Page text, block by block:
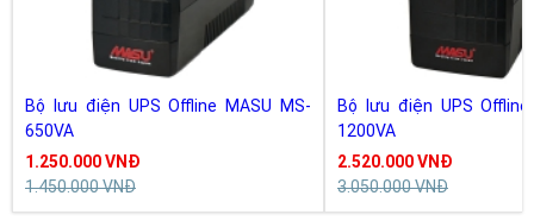
Bộ lưu điện UPS Offline MASU MS-
650VA
1.250.000 VNĐ
1.450.000 VNĐ
Bộ lưu điện UPS Offline
1200VA
2.520.000 VNĐ
3.050.000 VNĐ